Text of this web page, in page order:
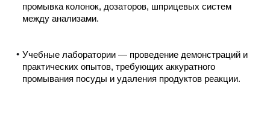
промывка колонок, дозаторов, шприцевых систем
между анализами.
Учебные лаборатории — проведение демонстраций и
практических опытов, требующих аккуратного
промывания посуды и удаления продуктов реакции.